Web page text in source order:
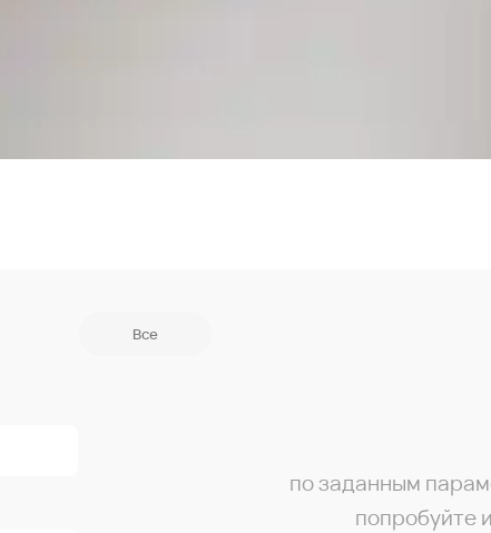
Все
по заданным
попробуйте